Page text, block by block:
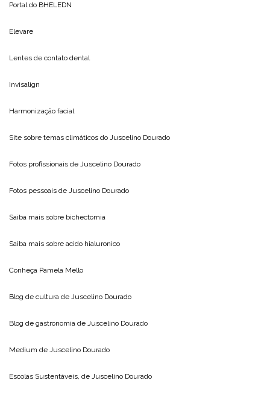
Portal do BHELEDN
Elevare
Lentes de contato dental
Invisalign
Harmonização facial
Site sobre temas climáticos do Juscelino Dourado
Fotos profissionais de Juscelino Dourado
Fotos pessoais de Juscelino Dourado
Saiba mais sobre bichectomia
Saiba mais sobre acido hialuronico
Conheça Pamela Mello
Blog de cultura de Juscelino Dourado
Blog de gastronomia de Juscelino Dourado
Medium de Juscelino Dourado
Escolas Sustentáveis, de Juscelino Dourado